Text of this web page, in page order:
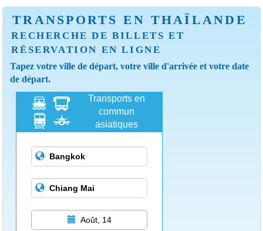
TRANSPORTS EN THAÏLANDE
RECHERCHE DE BILLETS ET
RÉSERVATION EN LIGNE
Tapez votre ville de départ, votre ville d'arrivée et votre date
de départ.
Transports en
commun
asiatiques
Août, 14